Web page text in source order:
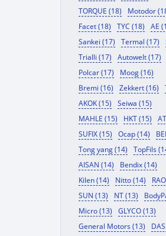
TORQUE (18)
Motodor
Facet (18)
TYC (18)
AE
Sankei (17)
Termal (17)
Trialli (17)
Autowelt (17)
Polcar (17)
Moog (16)
Bremi (16)
Zekkert (16)
AKOK (15)
Seiwa (15)
MAHLE (15)
HKT (15)
SUFIX (15)
Ocap (14)
Tong yang (14)
TopFils
AISAN (14)
Bendix (14)
Kilen (14)
Nitto (14)
SUN (13)
NT (13)
Micro (13)
GLYCO (13)
General Motors (13)